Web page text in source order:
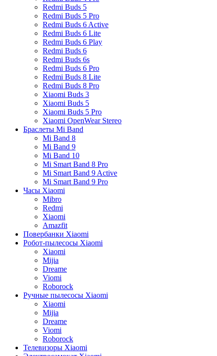
Redmi Buds 5
Redmi Buds 5 Pro
Redmi Buds 6 Active
Redmi Buds 6 Lite
Redmi Buds 6 Play
Redmi Buds 6
Redmi Buds 6s
Redmi Buds 6 Pro
Redmi Buds 8 Lite
Redmi Buds 8 Pro
Xiaomi Buds 3
Xiaomi Buds 5
Xiaomi Buds 5 Pro
Xiaomi OpenWear Stereo
Браслеты Mi Band
Mi Band 8
Mi Band 9
Mi Band 10
Mi Smart Band 8 Pro
Mi Smart Band 9 Active
Mi Smart Band 9 Pro
Часы Xiaomi
Mibro
Redmi
Xiaomi
Amazfit
Повербанки Xiaomi
Робот-пылесосы Xiaomi
Xiaomi
Mijia
Dreame
Viomi
Roborock
Ручные пылесосы Xiaomi
Xiaomi
Mijia
Dreame
Viomi
Roborock
Телевизоры Xiaomi